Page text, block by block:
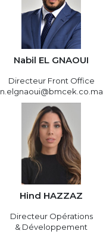
Nabil EL GNAOUI
Directeur Front Office
n.elgnaoui@bmcek.co.ma
Hind HAZZAZ
Directeur Opérations
& Développement